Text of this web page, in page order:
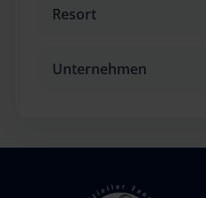
Resort
Unternehmen